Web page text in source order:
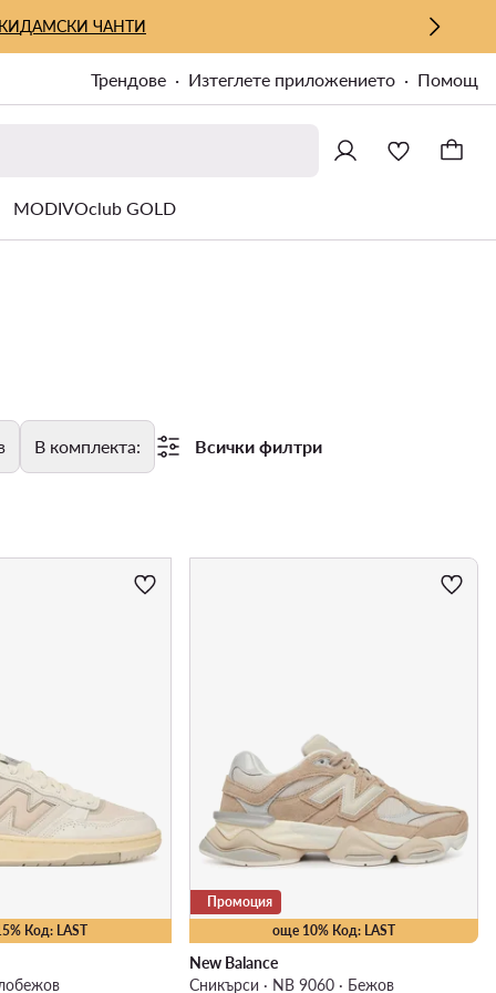
ДАМСКИ ЧАНТИ
Трендове Изтеглете приложението Помощ
MODIVOclub GOLD
В комплекта: Всички филтри
Код: LAST още 10% Код: LAST
Промоция
New Balance
Сникърси · NB 9060 · Бежов